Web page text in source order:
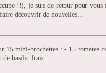
!!), je suis de retour pour vous
découvrir de nouvelles...
15 mini-brochettes : - 15 tomates
de basilic frais...